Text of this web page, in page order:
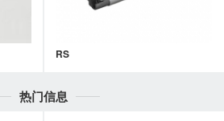
RS
热门信息